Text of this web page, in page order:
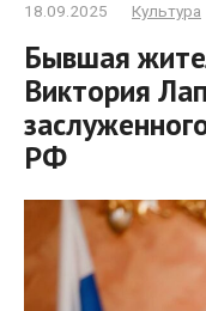
18.09.2025 Культура
Бывшая
Виктория
РФ